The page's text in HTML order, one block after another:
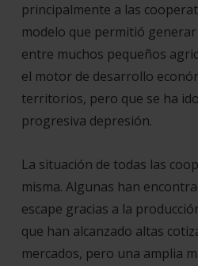
principalmente a las
modelo que permitió
entre muchos pequeños
el motor de desarrollo
territorios, pero que se ha
progresiva depresión.
La situación de todas las
misma. Algunas han
escape gracias a la
que han alcanzado altas
mercados, pero una amplia